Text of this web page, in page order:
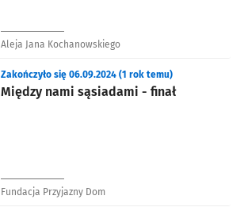
Aleja Jana Kochanowskiego
Między nami sąsiadami - finał
Zakończyło się 06.09.2024 (1 rok temu)
Fundacja Przyjazny Dom